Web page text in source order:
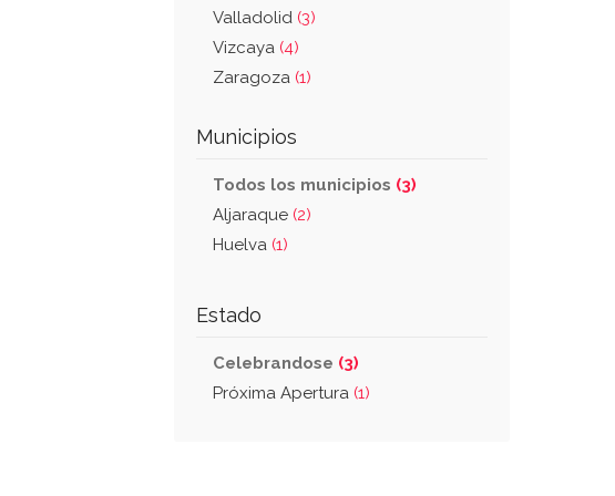
Valladolid (3)
Vizcaya (4)
Zaragoza (1)
Municipios
Todos los municipios (3)
Aljaraque (2)
Huelva (1)
Estado
Celebrandose (3)
Próxima Apertura (1)